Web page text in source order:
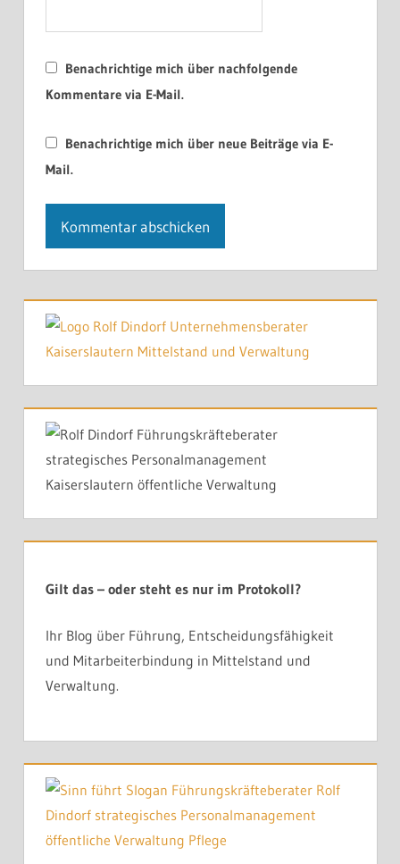
Benachrichtige mich über nachfolgende
Kommentare via E-Mail.
Benachrichtige mich über neue Beiträge via E-
Mail.
Gilt das – oder steht es nur im Protokoll?
Ihr Blog über Führung, Entscheidungsfähigkeit
und Mitarbeiterbindung in Mittelstand und
Verwaltung.